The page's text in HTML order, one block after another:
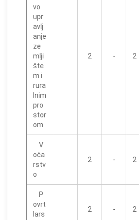
vo
upr
avlj
anje
ze
mlji
šte
m i
rura
lnim
pro
stor
om
2 - 2
V
oća
rstv
o
2 - 2
P
ovrt
lars
2 - 2